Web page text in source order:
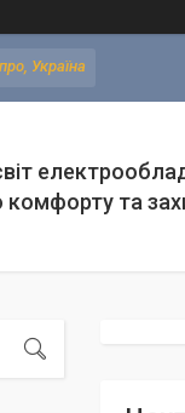
Україна
комфорту та